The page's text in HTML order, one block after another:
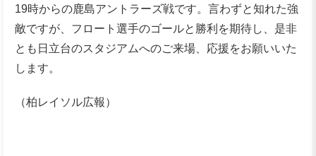
19時からの鹿島アントラーズ戦です。言わずと知れた強
敵ですが、フロート選手のゴールと勝利を期待し、是非
とも日立台のスタジアムへのご来場、応援をお願いいた
します。
（柏レイソル広報）